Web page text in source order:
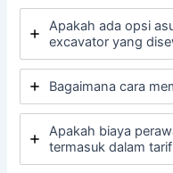
Apakah ada opsi
excavator yang
Bagaimana cara
Apakah biaya
termasuk dalam